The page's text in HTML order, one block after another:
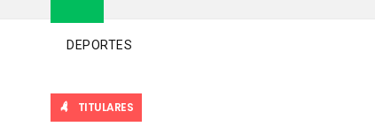
DEPORTES
TITULARES